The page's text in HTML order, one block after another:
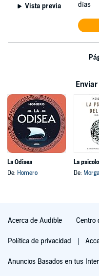
Vista previa
días
La Odisea
De: Homero
De:
Acerca de Audible Centro
Política de privacidad
Anuncios Basados en tus